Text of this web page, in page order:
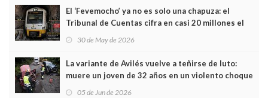
El ‘Fevemocho’ ya no es solo una chapuza: el
Tribunal de Cuentas cifra en casi 20 millones el
sobrecoste de los trenes que no cabían por los
30 de May de 2026
La variante de Avilés vuelve a teñirse de luto:
muere un joven de 32 años en un violento choque
frontal
05 de Jun de 2026